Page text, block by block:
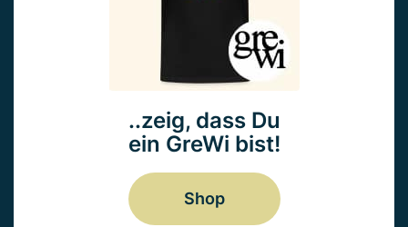
..zeig, dass Du
ein GreWi bist!
Shop